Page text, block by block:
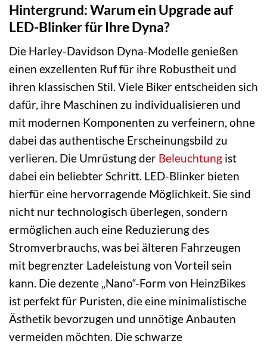
Hintergrund: Warum ein Upgrade auf
LED-Blinker für Ihre Dyna?
Die Harley-Davidson Dyna-Modelle genießen
einen exzellenten Ruf für ihre Robustheit und
ihren klassischen Stil. Viele Biker entscheiden sich
dafür, ihre Maschinen zu individualisieren und
mit modernen Komponenten zu verfeinern, ohne
dabei das authentische Erscheinungsbild zu
verlieren. Die Umrüstung der Beleuchtung ist
dabei ein beliebter Schritt. LED-Blinker bieten
hierfür eine hervorragende Möglichkeit. Sie sind
nicht nur technologisch überlegen, sondern
ermöglichen auch eine Reduzierung des
Stromverbrauchs, was bei älteren Fahrzeugen
mit begrenzter Ladeleistung von Vorteil sein
kann. Die dezente „Nano“-Form von HeinzBikes
ist perfekt für Puristen, die eine minimalistische
Ästhetik bevorzugen und unnötige Anbauten
vermeiden möchten. Die schwarze